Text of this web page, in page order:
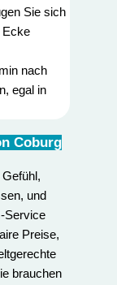
Sie sich
Ecke
nach
egal in
Coburg
und
Service
Preise,
brauchen